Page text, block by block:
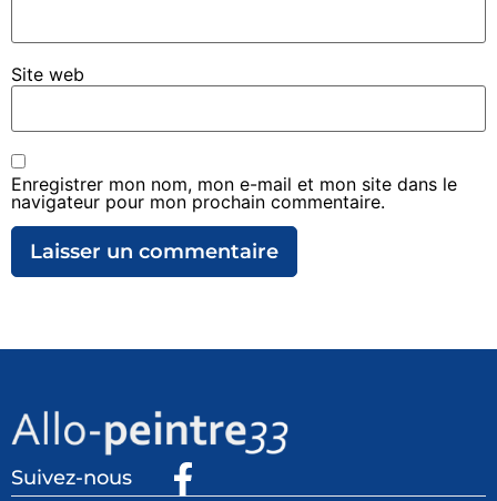
Site web
Enregistrer mon nom, mon e-mail et mon site dans le
navigateur pour mon prochain commentaire.
Suivez-nous